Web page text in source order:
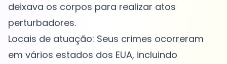
deixava os corpos para realizar atos
perturbadores.
Locais de atuação: Seus crimes ocorreram
em vários estados dos EUA, incluindo